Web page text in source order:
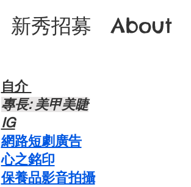
新秀招募 About
自介 ​
​專長: 美甲美睫
​IG
網路短劇廣告
心之銘印
​保養品影音拍攝